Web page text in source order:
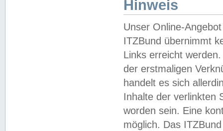
Hinweis
Unser Online-
ITZBund übernimmt
Links erreicht
der erstmaligen
handelt es sich
Inhalte der verlinkten
worden sein. Eine
möglich. Das